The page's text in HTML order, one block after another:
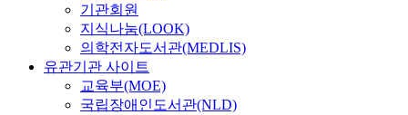
기관회원
지식나눔(LOOK)
의학전자도서관(MEDLIS)
유관기관 사이트
교육부(MOE)
국립장애인도서관(NLD)